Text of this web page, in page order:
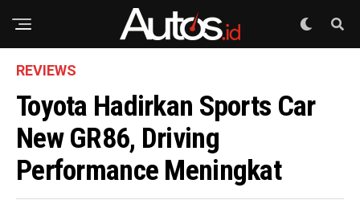
REVIEWS
Toyota Hadirkan Sports Car
New GR86, Driving
Performance Meningkat